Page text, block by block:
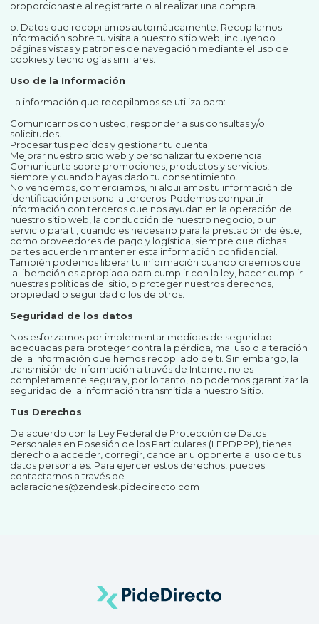
proporcionaste al registrarte o al realizar una compra.
b. Datos que recopilamos automáticamente. Recopilamos
información sobre tu visita a nuestro sitio web, incluyendo
páginas vistas y patrones de navegación mediante el uso de
cookies y tecnologías similares.
Uso de la Información
La información que recopilamos se utiliza para:
Comunicarnos con usted, responder a sus consultas y/o
solicitudes.
Procesar tus pedidos y gestionar tu cuenta.
Mejorar nuestro sitio web y personalizar tu experiencia.
Comunicarte sobre promociones, productos y servicios,
siempre y cuando hayas dado tu consentimiento.
No vendemos, comerciamos, ni alquilamos tu información de
identificación personal a terceros. Podemos compartir
información con terceros que nos ayudan en la operación de
nuestro sitio web, la conducción de nuestro negocio, o un
servicio para ti, cuando es necesario para la prestación de éste,
como proveedores de pago y logística, siempre que dichas
partes acuerden mantener esta información confidencial.
También podemos liberar tu información cuando creemos que
la liberación es apropiada para cumplir con la ley, hacer cumplir
nuestras políticas del sitio, o proteger nuestros derechos,
propiedad o seguridad o los de otros.
Seguridad de los datos
Nos esforzamos por implementar medidas de seguridad
adecuadas para proteger contra la pérdida, mal uso o alteración
de la información que hemos recopilado de ti. Sin embargo, la
transmisión de información a través de Internet no es
completamente segura y, por lo tanto, no podemos garantizar la
seguridad de la información transmitida a nuestro Sitio.
Tus Derechos
De acuerdo con la Ley Federal de Protección de Datos
Personales en Posesión de los Particulares (LFPDPPP), tienes
derecho a acceder, corregir, cancelar u oponerte al uso de tus
datos personales. Para ejercer estos derechos, puedes
contactarnos a través de
aclaraciones@zendesk.pidedirecto.com